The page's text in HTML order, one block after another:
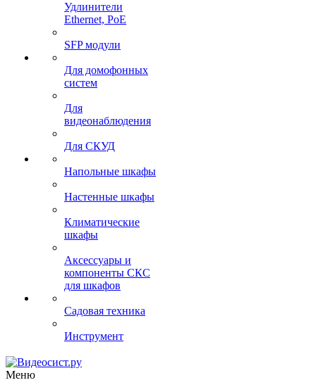
Удлинители
Ethernet, PoE
SFP модули
Для домофонных
систем
Для
видеонаблюдения
Для СКУД
Напольные шкафы
Настенные шкафы
Климатические
шкафы
Аксессуары и
компоненты СКС
для шкафов
Садовая техника
Инструмент
Меню